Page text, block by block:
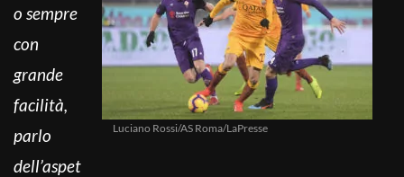
Luciano Rossi/AS Roma/LaPresse
o sempre
con
grande
facilità,
parlo
dell’aspet